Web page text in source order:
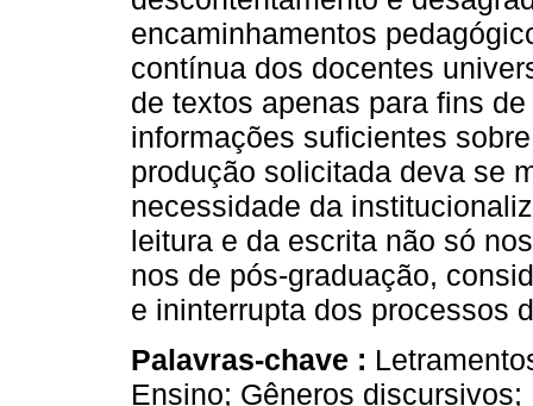
encaminhamentos
contínua dos docentes
de textos apenas para fins
informações suficientes
produção solicitada deva se
necessidade da
leitura e da escrita não só
nos de pós-graduação,
e ininterrupta dos processos
Palavras-chave :
Ensino; Gêneros